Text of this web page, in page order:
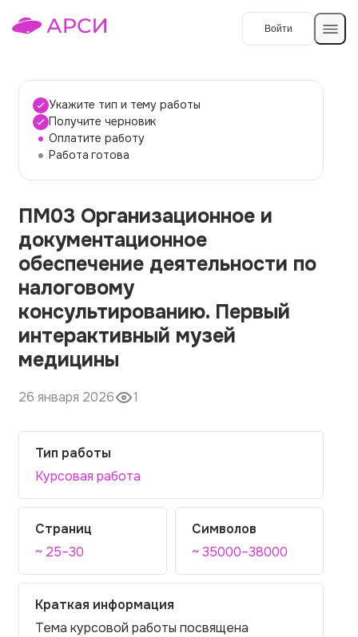
Войти
Темы работ
О сервисе
О компании
Наши гарантии
Порядок оплаты
Вопросы и ответы
Отзывы
Контакты
Укажите тип и тему работы
Получите черновик
Оплатите работу
Работа готова
ПМ03 Организационное и
документационное
обеспечение деятельности по
налоговому
консультированию. Первый
интерактивный музей
медицины
26 января 2026 1
Тип работы
Курсовая работа
Страниц
~ 25–30
Символов
~ 35000–38000
Краткая информация
Тема курсовой работы посвящена